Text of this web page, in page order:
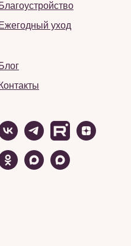
Благоустройство
Ежегодный уход
Блог
Контакты